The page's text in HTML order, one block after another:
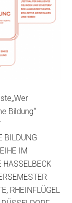
Bildung“
BILDUNG
IM
HASSELBECK
RHEINFLÜGEL